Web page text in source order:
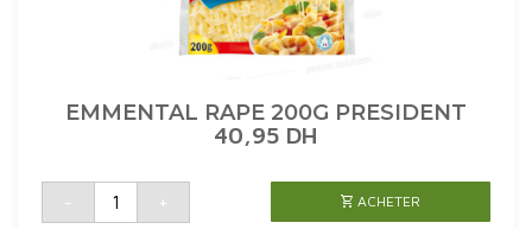
EMMENTAL RAPE 200G PRESIDENT
40,95 DH
-
quantité
EMMENTAL
+ ACHETER